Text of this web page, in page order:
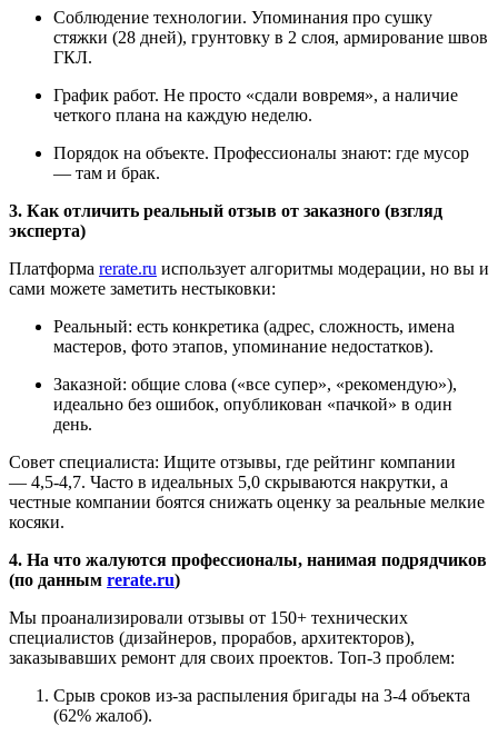
Соблюдение технологии. Упоминания про сушку
стяжки (28 дней), грунтовку в 2 слоя, армирование швов
ГКЛ.
График работ. Не просто «сдали вовремя», а наличие
четкого плана на каждую неделю.
Порядок на объекте. Профессионалы знают: где мусор
— там и брак.
3. Как отличить реальный отзыв от заказного (взгляд
эксперта)
Платформа rerate.ru использует алгоритмы модерации, но вы и
сами можете заметить нестыковки:
Реальный: есть конкретика (адрес, сложность, имена
мастеров, фото этапов, упоминание недостатков).
Заказной: общие слова («все супер», «рекомендую»),
идеально без ошибок, опубликован «пачкой» в один
день.
Совет специалиста: Ищите отзывы, где рейтинг компании
— 4,5-4,7. Часто в идеальных 5,0 скрываются накрутки, а
честные компании боятся снижать оценку за реальные мелкие
косяки.
4. На что жалуются профессионалы, нанимая подрядчиков
(по данным rerate.ru)
Мы проанализировали отзывы от 150+ технических
специалистов (дизайнеров, прорабов, архитекторов),
заказывавших ремонт для своих проектов. Топ-3 проблем:
Срыв сроков из-за распыления бригады на 3-4 объекта
(62% жалоб).